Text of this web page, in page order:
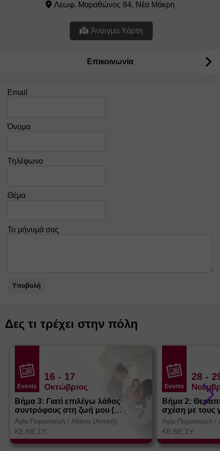
Λεωφ. Μαραθώνος 84, Νέα Μάκρη
Άνοιγμα Χάρτη
Επικοινωνία
Email
Όνομα
Τηλέφωνο
Θέμα
Το μήνυμά σας
Υποβολή
Δες τι τρέχει στην πόλη
Events
16 - 17
Οκτώβριος
Βήμα 3: Γιατί επιλέγω λάθος
συντρόφους στη ζωή μου (
Θεσσαλονίκη)
Αγία Παρασκευή / Αθήνα (Αττική)
ΚΕ.ΘΕ.ΣΥ.
Events
28 -
Βήμα 2:
σχέση με τους
Αγία Παρασκευή /
ΚΕ.ΘΕ.ΣΥ.